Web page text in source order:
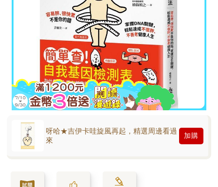
呀哈★吉伊卡哇旋風再起，精選周邊看過
來
加購